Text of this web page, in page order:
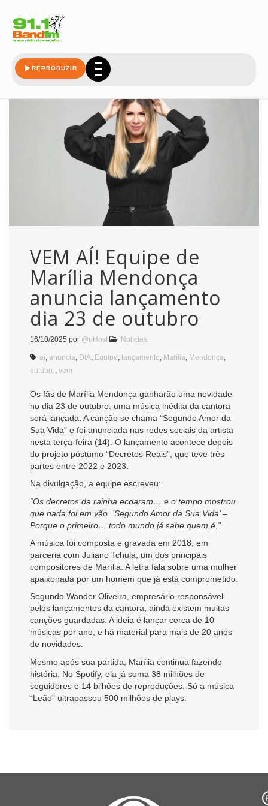
REPRODUZIR
VEM AÍ! Equipe de
Marília Mendonça
anuncia lançamento
dia 23 de outubro
16/10/2025 por @uHost Notícias
aí anuncia DIA Equipe lançamento Marília Mendonça
outubro vem
Os fãs de Marília Mendonça ganharão uma novidade
no dia 23 de outubro: uma música inédita da cantora
será lançada. A canção se chama “Segundo Amor da
Sua Vida” e foi anunciada nas redes sociais da artista
nesta terça-feira (14). O lançamento acontece depois
do projeto póstumo “Decretos Reais”, que teve três
partes entre 2022 e 2023.
Na divulgação, a equipe escreveu:
“Os decretos da rainha ecoaram… e o tempo mostrou
que nada foi em vão. ‘Segundo Amor da Sua Vida’ –
Porque o primeiro… todo mundo já sabe quem é.”
A música foi composta e gravada em 2018, em
parceria com Juliano Tchula, um dos principais
compositores de Marília. A letra fala sobre uma mulher
apaixonada por um homem que já está comprometido.
Segundo Wander Oliveira, empresário responsável
pelos lançamentos da cantora, ainda existem muitas
canções guardadas. A ideia é lançar cerca de 10
músicas por ano, e há material para mais de 20 anos
de novidades.
Mesmo após sua partida, Marília continua fazendo
história. No Spotify, ela já soma 38 milhões de
seguidores e 14 bilhões de reproduções. Só a música
“Leão” ultrapassou 500 milhões de plays.